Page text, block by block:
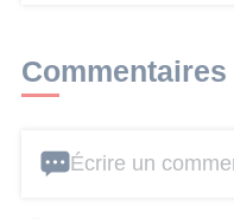
Commentaires
Écrire un